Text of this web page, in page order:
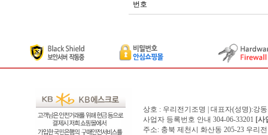
번호
상호 : 우리전기조명 | 대표자(성명):강
사업자 등록번호 안내 304-06-33201 [사
주소: 충북 제천시 화산동 205-23 우리